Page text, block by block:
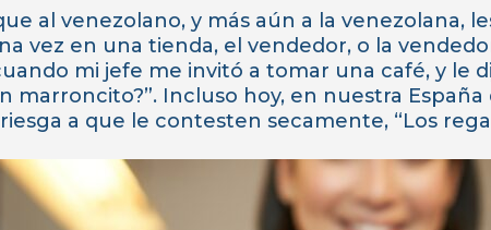
al venezolano, y más aún a la venezolana,
vez en una tienda, el vendedor, o la
mi jefe me invitó a tomar una café, y le
marroncito?”. Incluso hoy, en nuestra
a que le contesten secamente, “Los